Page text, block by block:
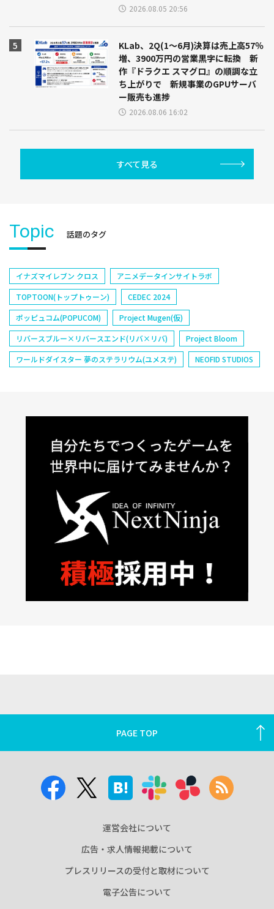
2026.08.05 20:56
KLab、2Q(1～6月)決算は売上高57％
増、3900万円の営業黒字に転換 新
作『ドラクエ スマグロ』の順調な立
ち上がりで 新規事業のGPUサーバ
ー販売も進捗
2026.08.06 16:02
すべて見る
Topic 話題のタグ
イナズマイレブン クロス
アニメデータインサイトラボ
TOPTOON(トップトゥーン)
CEDEC 2024
ポッピュコム(POPUCOM)
Project Mugen(仮)
リバースブルー×リバースエンド(リバ×リバ)
Project Bloom
ワールドダイスター 夢のステラリウム(ユメステ)
NEOFID STUDIOS
PAGE TOP
運営会社について
広告・求人情報掲載について
プレスリリースの受付と取材について
電子公告について